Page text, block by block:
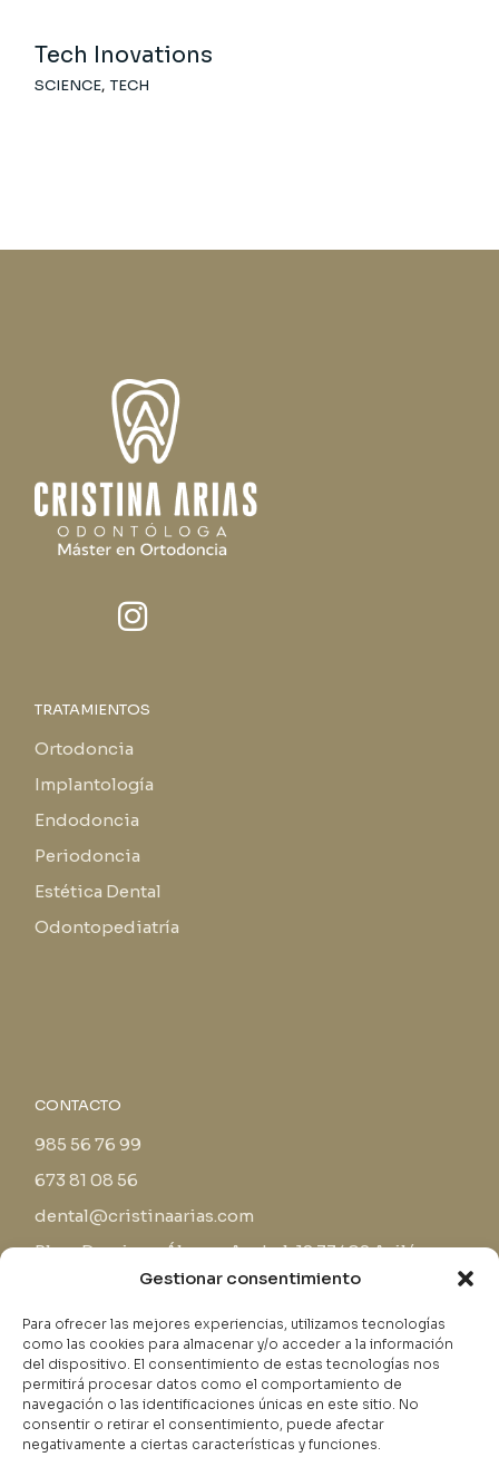
Gestionar consentimiento
Para ofrecer las mejores experiencias, utilizamos tecnologías
como las cookies para almacenar y/o acceder a la información
del dispositivo. El consentimiento de estas tecnologías nos
permitirá procesar datos como el comportamiento de
navegación o las identificaciones únicas en este sitio. No
consentir o retirar el consentimiento, puede afectar
negativamente a ciertas características y funciones.
Tech Inovations
SCIENCE TECH
TRATAMIENTOS
Ortodoncia
Implantología
Endodoncia
Periodoncia
Estética Dental
Odontopediatría
CONTACTO
985 56 76 99
673 81 08 56
dental@cristinaarias.com
Plaza Domingo Álvarez Acebal, 12 33402 Avilés